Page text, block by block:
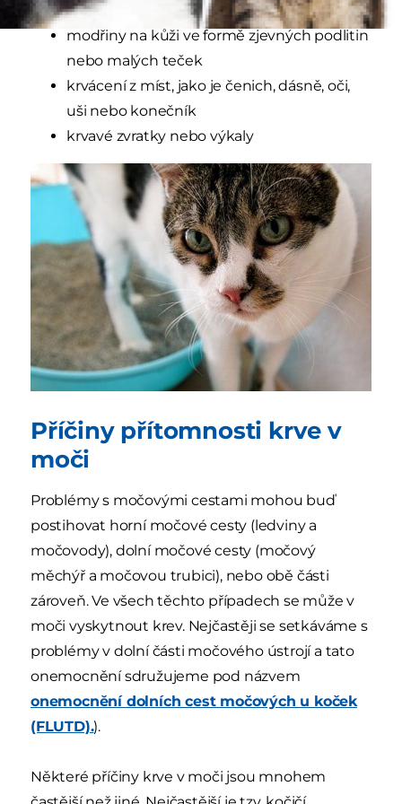
pomoc)
modřiny na kůži ve formě zjevných podlitin
nebo malých teček
krvácení z míst, jako je čenich, dásně, oči,
uši nebo konečník
krvavé zvratky nebo výkaly
Příčiny přítomnosti krve v
moči
Problémy s močovými cestami mohou buď
postihovat horní močové cesty (ledviny a
močovody), dolní močové cesty (močový
měchýř a močovou trubici), nebo obě části
zároveň. Ve všech těchto případech se může v
moči vyskytnout krev. Nejčastěji se setkáváme s
problémy v dolní části močového ústrojí a tato
onemocnění sdružujeme pod názvem
onemocnění dolních cest močových u koček
(FLUTD).).
Některé příčiny krve v moči jsou mnohem